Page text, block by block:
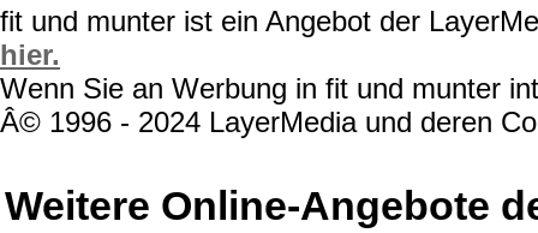
fit und munter ist ein Angebot der
hier.
Wenn Sie an Werbung in fit und munter
Â© 1996 - 2024 LayerMedia und deren
Weitere Online-Angebote